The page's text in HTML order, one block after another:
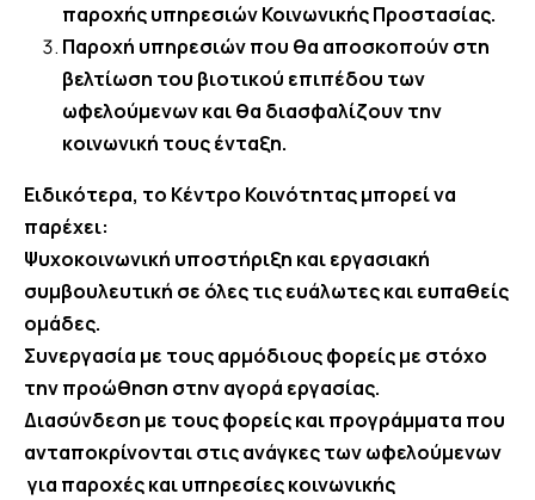
παροχής υπηρεσιών Κοινωνικής Προστασίας.
Παροχή υπηρεσιών που θα αποσκοπούν στη
βελτίωση του βιοτικού επιπέδου των
ωφελούμενων και θα διασφαλίζουν την
κοινωνική τους ένταξη.
Ειδικότερα, το Κέντρο Κοινότητας μπορεί να
παρέχει:
Ψυχοκοινωνική υποστήριξη και εργασιακή
συμβουλευτική σε όλες τις ευάλωτες και ευπαθείς
ομάδες.
Συνεργασία με τους αρμόδιους φορείς με στόχο
την προώθηση στην αγορά εργασίας.
Διασύνδεση με τους φορείς και προγράμματα που
ανταποκρίνονται στις ανάγκες των ωφελούμενων
για παροχές και υπηρεσίες κοινωνικής